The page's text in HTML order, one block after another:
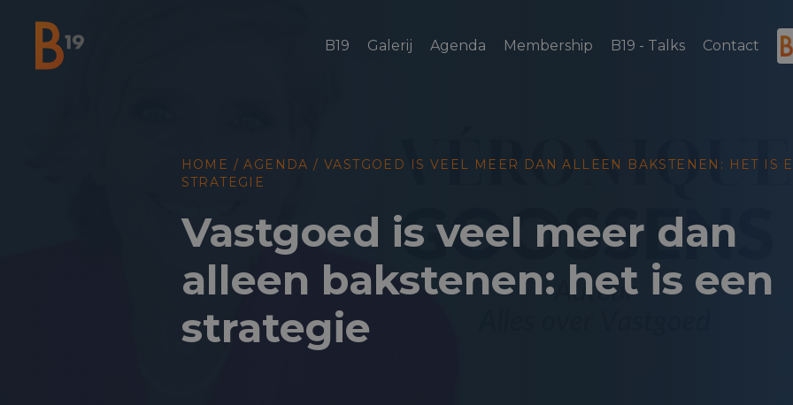
National Business Club & Networking
B19 Galerij Agenda Membership B19 - Talks Contact
HOME /AGENDA /VASTGOED IS VEEL MEER DAN ALLEEN BAKSTENEN: HET IS
STRATEGIE
Vastgoed is veel meer dan
alleen bakstenen: het is een
strategie